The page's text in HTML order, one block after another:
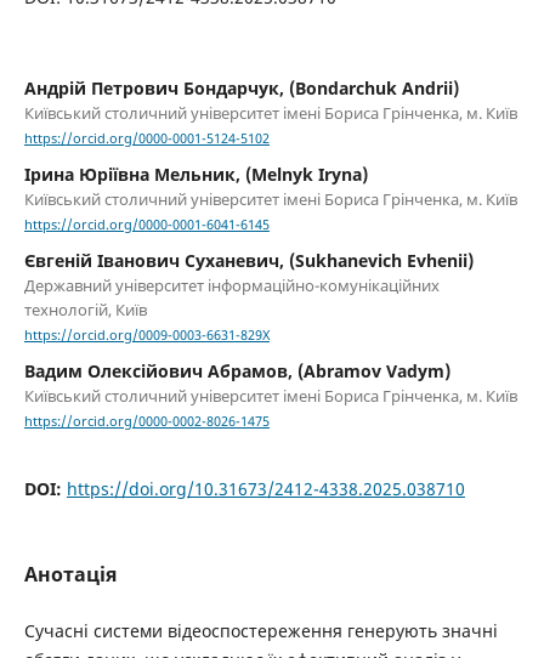
Андрій Петрович Бондарчук, (Bondarchuk Andrii)
Київський столичний університет імені Бориса Грінченка, м. Київ
https://orcid.org/0000-0001-5124-5102
Ірина Юріївна Мельник, (Melnyk Iryna)
Київський столичний університет імені Бориса Грінченка, м. Київ
https://orcid.org/0000-0001-6041-6145
Євгеній Іванович Суханевич, (Sukhanevich Evhenii)
Державний університет інформаційно-комунікаційних
технологій, Київ
https://orcid.org/0009-0003-6631-829X
Вадим Олексійович Абрамов, (Abramov Vadym)
Київський столичний університет імені Бориса Грінченка, м. Київ
https://orcid.org/0000-0002-8026-1475
DOI: https://doi.org/10.31673/2412-4338.2025.038710
Анотація
Сучасні системи відеоспостереження генерують значні